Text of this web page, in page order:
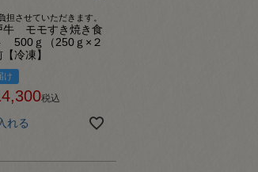
担させていただきます。
牛 モモすき焼き食
500ｇ（250ｇ×２
冷凍】
け
税込
れる